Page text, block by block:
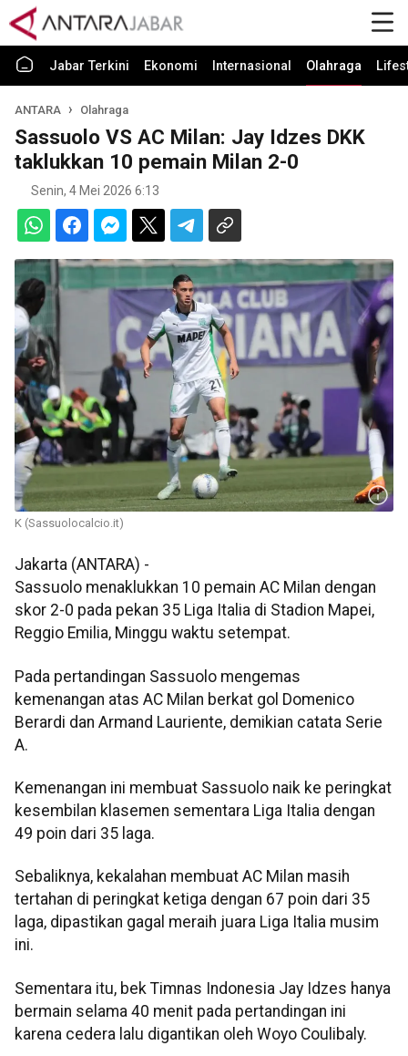
Jabar Terkini Ekonomi Internasional Olahraga
ANTARA Olahraga
Sassuolo VS AC Milan: Jay Idzes DKK
taklukkan 10 pemain Milan 2-0
Senin, 4 Mei 2026 6:13
K (Sassuolocalcio.it)
Jakarta (ANTARA) -
Sassuolo menaklukkan 10 pemain AC Milan dengan
skor 2-0 pada pekan 35 Liga Italia di Stadion Mapei,
Reggio Emilia, Minggu waktu setempat.
Pada pertandingan Sassuolo mengemas
kemenangan atas AC Milan berkat gol Domenico
Berardi dan Armand Lauriente, demikian catata Serie
A.
Kemenangan ini membuat Sassuolo naik ke peringkat
kesembilan klasemen sementara Liga Italia dengan
49 poin dari 35 laga.
Sebaliknya, kekalahan membuat AC Milan masih
tertahan di peringkat ketiga dengan 67 poin dari 35
laga, dipastikan gagal meraih juara Liga Italia musim
ini.
Sementara itu, bek Timnas Indonesia Jay Idzes hanya
bermain selama 40 menit pada pertandingan ini
karena cedera lalu digantikan oleh Woyo Coulibaly.